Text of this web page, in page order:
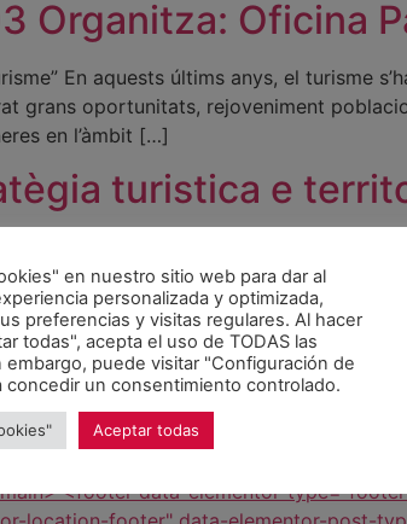
Organitza: Oficina
En aquests últims anys, el turisme
grans oportunitats, rejoveniment
en l’àmbit […]
turistica e
OBJECTIUS L’Aran, un territori
una projecció de creixement sostingut
i dones
llibertat i la unió
en nuestro sitio web para dar al
personalizada y optimizada,
preferencias y visitas regulares. Al hacer
todas", acepta el uso de TODAS las
embargo, puede visitar "Configuración de
concedir un consentimiento controlado.
Aceptar todas